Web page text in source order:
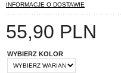
INFORMACJE O DOSTAWIE
55,90 PLN
WYBIERZ KOLOR